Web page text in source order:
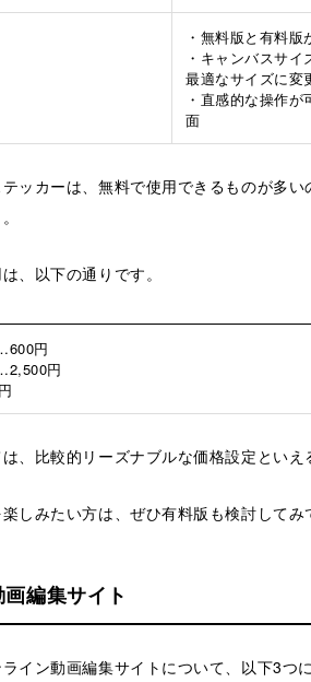
・無料版と有料版
・キャンバスサ
最適なサイズに変
・直感的な操作
面
ッカーは、無料で使用できるものが多
、以下の通りです。
円
円
、比較的リーズナブルな価格設定といえ
しみたい方は、ぜひ有料版も検討してみ
編集サイト
イン動画編集サイトについて、以下3つ